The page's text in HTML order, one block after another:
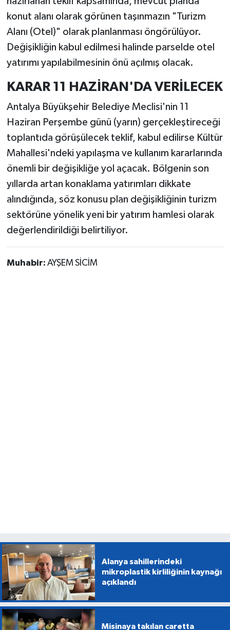
konut alanı olarak görünen taşınmazın "Turizm
Alanı (Otel)" olarak planlanması öngörülüyor.
Değişikliğin kabul edilmesi halinde parselde otel
yatırımı yapılabilmesinin önü açılmış olacak.
KARAR 11 HAZİRAN'DA VERİLECEK
Antalya Büyükşehir Belediye Meclisi'nin 11
Haziran Perşembe günü (yarın) gerçekleştireceği
toplantıda görüşülecek teklif, kabul edilirse Kültür
Mahallesi'ndeki yapılaşma ve kullanım kararlarında
önemli bir değişikliğe yol açacak. Bölgenin son
yıllarda artan konaklama yatırımları dikkate
alındığında, söz konusu plan değişikliğinin turizm
sektörüne yönelik yeni bir yatırım hamlesi olarak
değerlendirildiği belirtiliyor.
Muhabir: AYŞEM SİCİM
Alanya sahillerindeki
mikroplastik kirliliğinin kaynağı
açıklandı
Misinaya takılan caretta